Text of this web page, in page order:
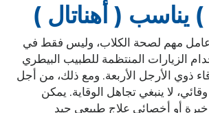
( أهناتال )
مهم لصحة الكلاب، وليس فقط في
الزيارات المنتظمة للطبيب البيطري
ذوي الأرجل الأربعة. ومع ذلك، من أجل
لا ينبغي تجاهل الوقاية. يمكن
أو أخصائي علاج طبيعي جيد